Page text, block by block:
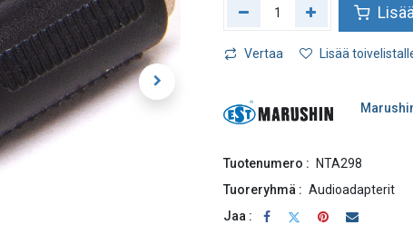
Vertaa Lisää
Tuotenumero :
NTA298
Tuoreryhmä : Audioadapterit
Jaa :